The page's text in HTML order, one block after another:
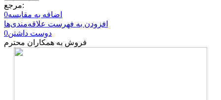
مرجع:
اضافه به مقایسه0
افزودن به فهرست علاقه‌مندی‌ها
دوست داشتن0
فروش به همکاران محترم